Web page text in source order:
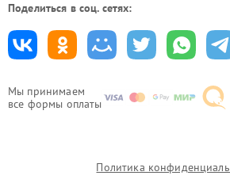
Мы принимаем
все формы оплаты
Поделиться в соц. сетях:
Политика